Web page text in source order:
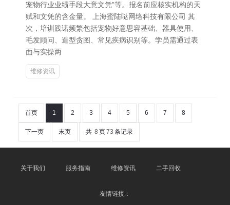
宠物行业业绩手段大意文凭”等。报名前应核实机构的天
赋和文凭的含金量。 上海蜜陆哒网络科技有限公司 其
次，培训践诺频繁包括宠物好意思容基础、器具使用、
毛发顾问、造型贪图、常见疾病识别等。学员需通过表
面与实操两
维修资讯
首页 1 2 3 4 5 6 7 8
下一页 末页 共 8 页73 条记录
关于我们 服务指南 维修资讯 二手回收
友情链接：